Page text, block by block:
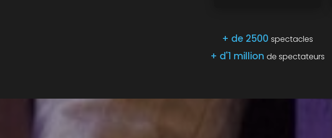
+ de 2500 spectacles
+ d'1 million de spectateurs